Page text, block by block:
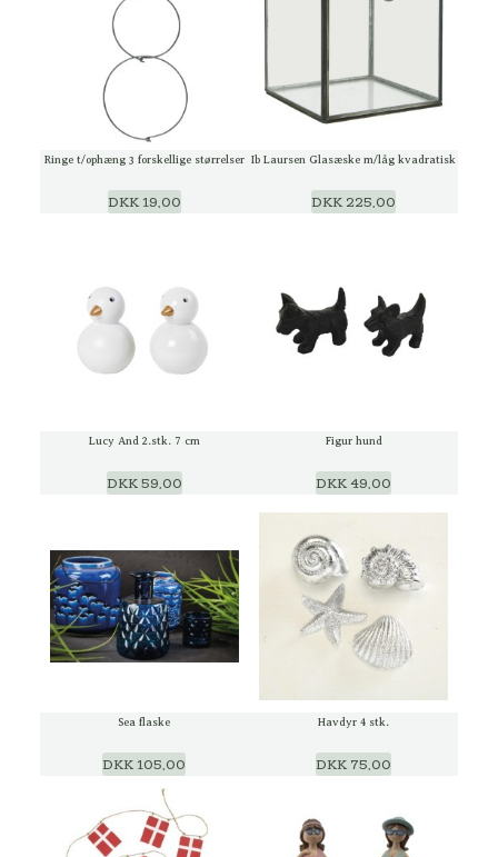
Ringe t/ophæng 3 forskellige størrelser
DKK 19,00
Ib Laursen Glasæske m/låg kvadratisk
DKK 225,00
Lucy And 2.stk. 7 cm
DKK 59,00
Figur hund
DKK 49,00
Sea flaske
DKK 105,00
Havdyr 4 stk.
DKK 75,00